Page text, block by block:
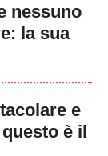
nessuno
la sua
e
è il